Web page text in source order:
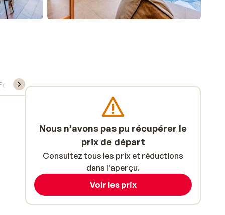
cours et matériel de ski
Nous n'avons pas pu récupérer le
prix de départ
Consultez tous les prix et réductions
dans l'aperçu.
Voir les prix